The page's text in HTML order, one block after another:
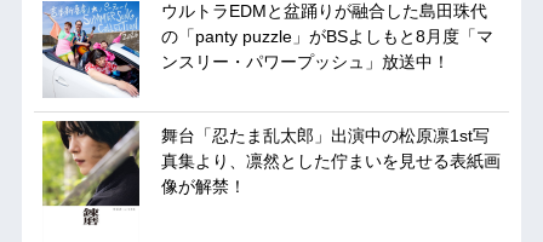
ウルトラEDMと盆踊りが融合した島田珠代
の「panty puzzle」がBSよしもと8月度「マ
ンスリー・パワープッシュ」放送中！
舞台「忍たま乱太郎」出演中の松原凛1st写
真集より、凛然とした佇まいを見せる表紙画
像が解禁！